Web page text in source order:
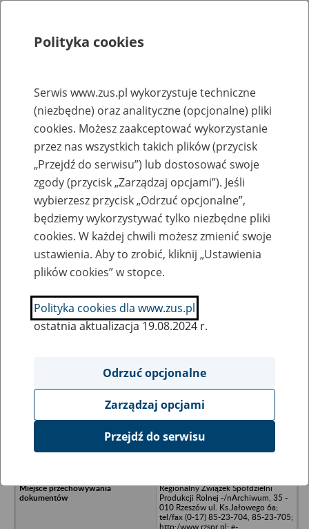
Rejestry, ewidencje i archiwa
Baza zlikwidowanych lub
przekształconych zakładów pracy
Nazwa zakładu pracy:
SZUKAJ
Ukryj wszystkie pozycje bazy
Stowarzyszenie Rolników
Regionalny Związek Spółdzielni
Produkcji Rolnej -/nArchiwum, 35 -
010 Rzeszów ul. Ks.Jałowego 6a;
tel/fax (0-17) 85-23-704, 85-23-705;
http:/www.rzspr.pl; e-
Polityka cookies
Serwis www.zus.pl wykorzystuje techniczne
(niezbędne) oraz analityczne (opcjonalne) pliki
cookies. Możesz zaakceptować wykorzystanie
przez nas wszystkich takich plików (przycisk
„Przejdź do serwisu”) lub dostosować swoje
zgody (przycisk „Zarządzaj opcjami”). Jeśli
wybierzesz przycisk „Odrzuć opcjonalne”,
będziemy wykorzystywać tylko niezbędne pliki
cookies. W każdej chwili możesz zmienić swoje
ustawienia. Aby to zrobić, kliknij „Ustawienia
plików cookies” w stopce.
Polityka cookies dla www.zus.pl
ostatnia aktualizacja 19.08.2024 r.
Odrzuć opcjonalne
Zarządzaj opcjami
Przejdź do serwisu